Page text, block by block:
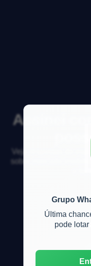
Grupo
Última
pode
Assinei
Veja respostas de
sobre mercado
e